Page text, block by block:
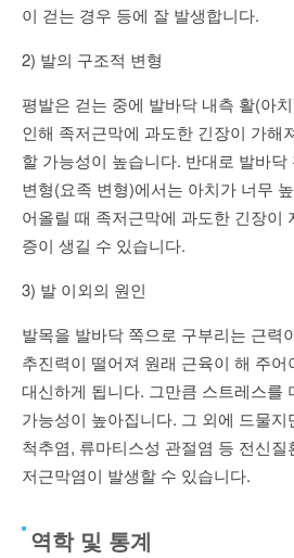
이 걷는 경우 등에 잘 발생합니다.
2) 발의 구조적 변형
평발은 걷는 중에 발바닥 내측 활(아
인해 족저근막에 과도한 긴장이 가해
할 가능성이 높습니다. 반대로 발바
변형(요족 변형)에서는 아치가 너무
어올릴 때 족저근막에 과도한 긴장이
증이 생길 수 있습니다.
3) 발 이외의 원인
발목을 발바닥 쪽으로 구부리는 근력
추진력이 떨어져 원래 근육이 해 주어
대신하게 됩니다. 그만큼 스트레스를
가능성이 높아집니다. 그 외에 드물
척추염, 류마티스성 관절염 등 전신
저근막염이 발생할 수 있습니다.
역학 및 통계